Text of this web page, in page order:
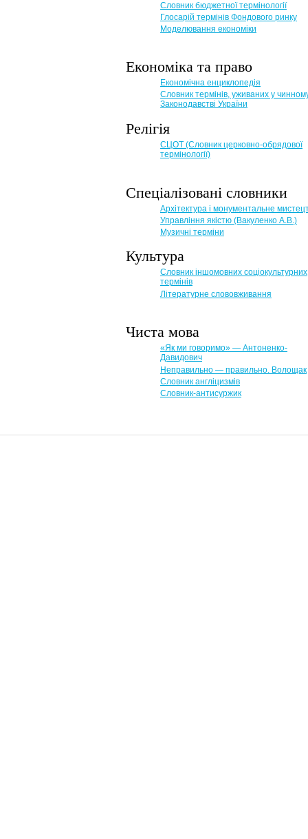
Словник бюджетної термінології
Глосарій термінів Фондового ринку
Моделювання економіки
Економіка та право
Eкономічна енциклопедія
Словник термінів, уживаних у
Законодавстві України
Релігія
СЦОТ (Словник церковно-обрядової
термінології)
Спеціалізовані словники
Архітектура і монументальне
Управління якістю (Вакуленко А.В.)
Музичні терміни
Культура
Словник іншомовних соціокультурних
термінів
Літературне слововживання
Чиста мова
«Як ми говоримо» — Антоненко-
Давидович
Неправильно — правильно. Волощак
Словник англіцизмів
Словник-антисуржик